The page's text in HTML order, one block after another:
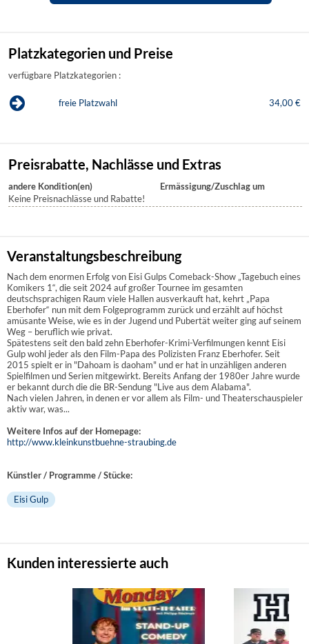
Platzkategorien und Preise
verfügbare Platzkategorien :
freie Platzwahl 34,00 €
Preisrabatte, Nachlässe und Extras
andere Kondition(en)
Ermässigung/Zuschlag um
Keine Preisnachlässe und Rabatte!
Veranstaltungsbeschreibung
Nach dem enormen Erfolg von Eisi Gulps Comeback-Show „Tagebuch eines
Komikers 1“, die seit 2024 auf großer Tournee im gesamten
deutschsprachigen Raum viele Hallen ausverkauft hat, kehrt „Papa
Eberhofer“ nun mit dem Folgeprogramm zurück und erzählt auf höchst
amüsante Weise, wie es in der Jugend und Pubertät weiter ging auf seinem
Weg – beruflich wie privat.
Spätestens seit den bald zehn Eberhofer-Krimi-Verfilmungen kennt Eisi
Gulp wohl jeder als den Film-Papa des Polizisten Franz Eberhofer. Seit
2015 spielt er in "Dahoam is daoham" und er hat in unzähligen anderen
Spielfilmen und Serien mitgewirkt. Bereits Anfang der 1980er Jahre wurde
er bekannt durch die die BR-Sendung "Live aus dem Alabama".
Nach vielen Jahren, in denen er vor allem als Film- und Theaterschauspieler
aktiv war, was...
Weitere Infos auf der Homepage:
http://www.kleinkunstbuehne-straubing.de
Künstler / Programme / Stücke:
Eisi Gulp
Kunden interessierte auch